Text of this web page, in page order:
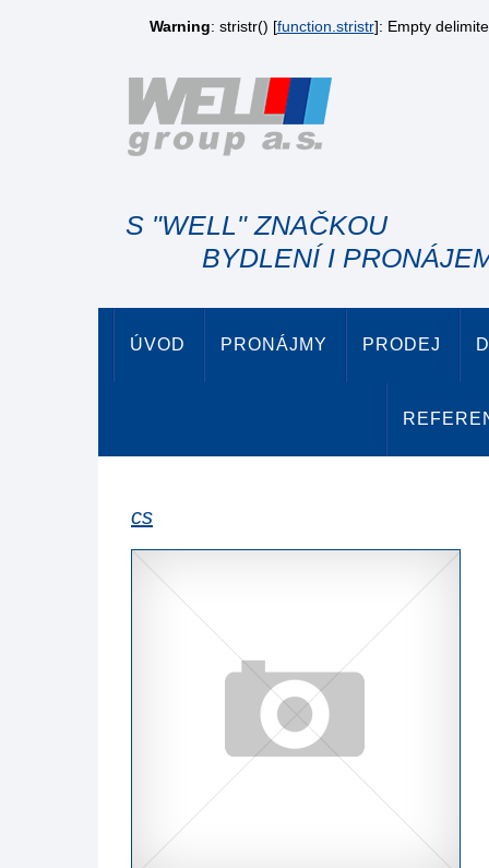
Warning: stristr() [function.stristr]: Empty
S "WELL" ZNAČKOU
BYDLENÍ I
ÚVOD PRONÁJMY PRODEJ
cs